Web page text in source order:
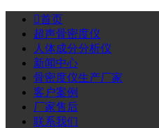
首页
超声骨密度仪
人体成分分析仪
新闻中心
骨密度仪生产厂家
客户案例
厂家售后
联系我们